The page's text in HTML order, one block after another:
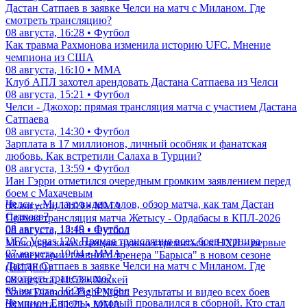
Дастан Сатпаев в заявке Челси на матч с Миланом. Где
смотреть трансляцию?
08 августа, 16:28 • Футбол
Как травма Рахмонова изменила историю UFC. Мнение
чемпиона из США
08 августа, 16:10 • ММА
Клуб АПЛ захотел арендовать Дастана Сатпаева из Челси
08 августа, 15:21 • Футбол
Челси - Джохор: прямая трансляция матча с участием Дастана
Сатпаева
08 августа, 14:30 • Футбол
Зарплата в 17 миллионов, личный особняк и фанатская
любовь. Как встретили Салаха в Турции?
08 августа, 13:59 • Футбол
Иан Гэрри отметился очередным громким заявлением перед
боем с Махачевым
08 августа, 13:09 • ММА
Прямая трансляция матча Жетысу - Ордабасы в КПЛ-2026
08 августа, 12:16 • Футбол
Молодым казахстанцам нужно стремиться в НХЛ – первые
комментарии главного тренера "Барыса" в новом сезоне
(ВИДЕО)
08 августа, 11:53 • Хоккей
Naiza Diamond Fight Night: Результаты и видео всех боев
08 августа, 11:21 • ММА
Челси - Милан: видео голов, обзор матча, как там Дастан
Сатпаев?
08 августа, 18:49 • Футбол
UFC Vegas 120: Прямая трансляция всех боев турнира
07 августа, 19:04 • ММА
Дастан Сатпаев в заявке Челси на матч с Миланом. Где
смотреть трансляцию?
08 августа, 16:28 • Футбол
Чемпион Европы, который провалился в сборной. Кто стал